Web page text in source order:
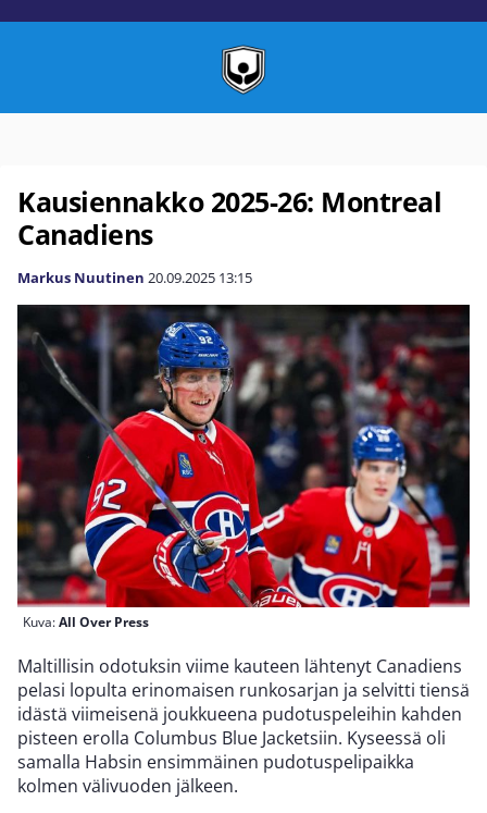
Kausiennakko 2025-26: Montreal
Canadiens
Markus Nuutinen 20.09.2025 13:15
Kuva:All Over Press
Maltillisin odotuksin viime kauteen lähtenyt Canadiens
pelasi lopulta erinomaisen runkosarjan ja selvitti tiensä
idästä viimeisenä joukkueena pudotuspeleihin kahden
pisteen erolla Columbus Blue Jacketsiin. Kyseessä oli
samalla Habsin ensimmäinen pudotuspelipaikka
kolmen välivuoden jälkeen.